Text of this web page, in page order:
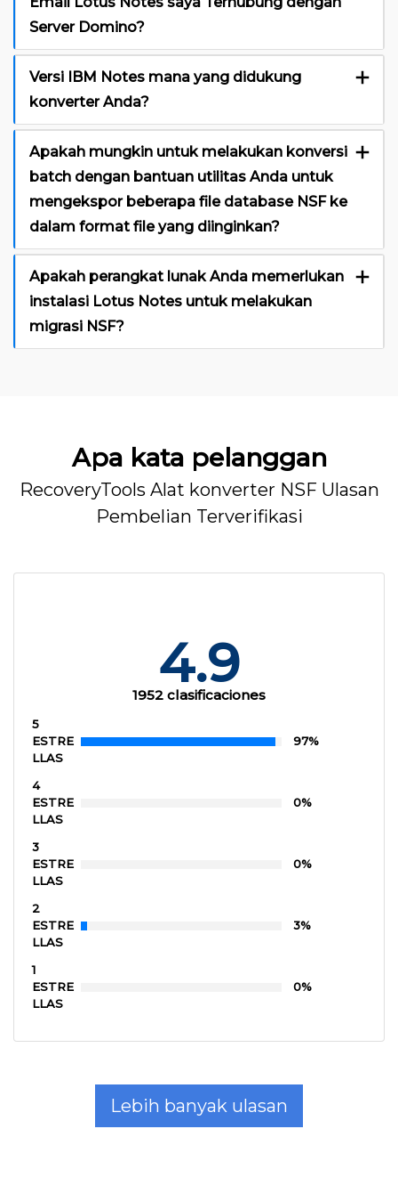
Server Domino?
Versi IBM Notes mana yang didukung
konverter Anda?
Apakah mungkin untuk melakukan konversi
batch dengan bantuan utilitas Anda untuk
mengekspor beberapa file database NSF ke
dalam format file yang diinginkan?
Apakah perangkat lunak Anda memerlukan
instalasi Lotus Notes untuk melakukan
migrasi NSF?
Apa kata pelanggan
RecoveryTools Alat konverter NSF Ulasan
Pembelian Terverifikasi
4.9
1952 clasificaciones
5
ESTRE
LLAS
97%
4
ESTRE
LLAS
0%
3
ESTRE
LLAS
0%
2
ESTRE
LLAS
3%
1
ESTRE
LLAS
0%
Lebih banyak ulasan